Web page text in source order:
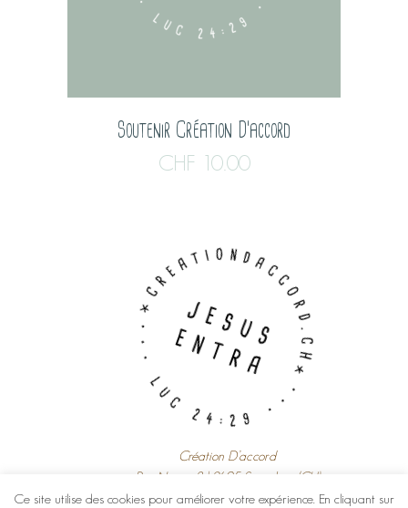
Soutenir Création D’accord
CHF 10.00
Création D’accord
Rue Neuve 8 | 2605 Sonceboz (CH)
Ce site utilise des cookies pour améliorer votre expérience. En cliquant sur